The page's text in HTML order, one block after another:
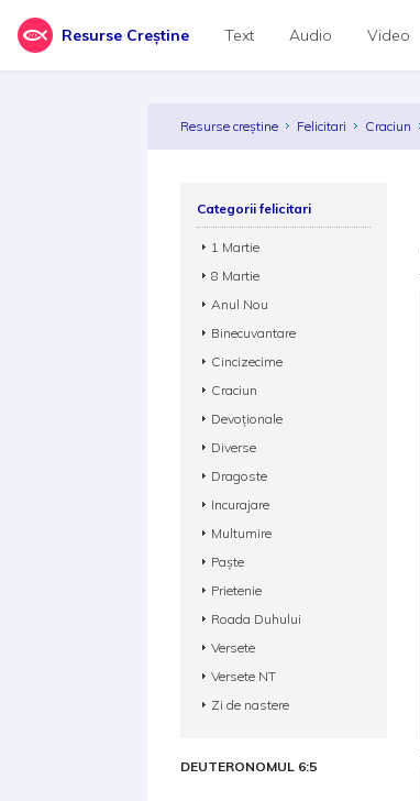
Resurse Creștine Text Audio Video
Resurse creștine Felicitari Craciun
Categorii felicitari
1 Martie
8 Martie
Anul Nou
Binecuvantare
Cincizecime
Craciun
Devoționale
Diverse
Dragoste
Incurajare
Multumire
Paște
Prietenie
Roada Duhului
Versete
Versete NT
Zi de nastere
DEUTERONOMUL 6:5